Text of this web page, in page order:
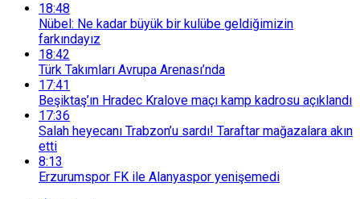
18:48
Nübel: Ne kadar büyük bir kulübe geldiğimizin
farkındayız
18:42
Türk Takımları Avrupa Arenası’nda
17:41
Beşiktaş’ın Hradec Kralove maçı kamp kadrosu açıklandı
17:36
Salah heyecanı Trabzon’u sardı! Taraftar mağazalara akın
etti
8:13
Erzurumspor FK ile Alanyaspor yenişemedi